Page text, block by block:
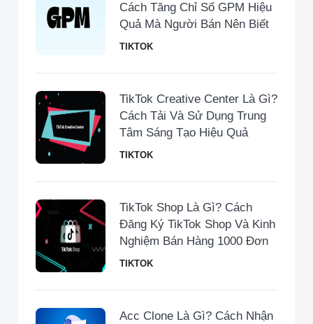
Cách Tăng Chỉ Số GPM Hiệu
Quả Mà Người Bán Nên Biết
TIKTOK
TikTok Creative Center Là Gì?
Cách Tải Và Sử Dụng Trung
Tâm Sáng Tạo Hiệu Quả
TIKTOK
TikTok Shop Là Gì? Cách
Đăng Ký TikTok Shop Và Kinh
Nghiệm Bán Hàng 1000 Đơn
TIKTOK
Acc Clone Là Gì? Cách Nhận